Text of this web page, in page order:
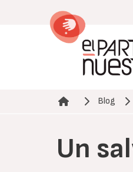
Ruta de navegación
Blog
Un